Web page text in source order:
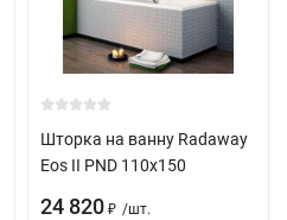
Шторка на ванну Radaway
Eos II PND 110x150
24 820 ₽ /шт.